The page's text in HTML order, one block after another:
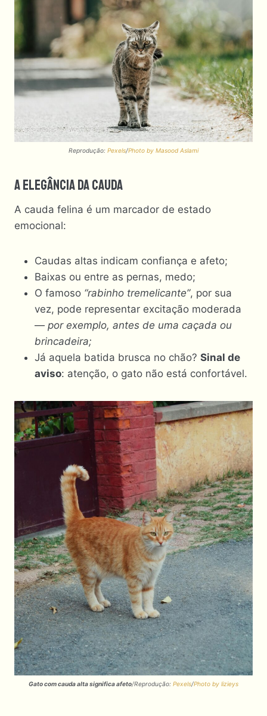
Reprodução: Pexels/Photo by Masood Aslami
A Elegância Da Cauda
A cauda felina é um marcador de estado
emocional:
Caudas altas indicam confiança e afeto;
Baixas ou entre as pernas, medo;
O famoso “rabinho tremelicante”, por sua
vez, pode representar excitação moderada
— por exemplo, antes de uma caçada ou
brincadeira;
Já aquela batida brusca no chão? Sinal de
aviso: atenção, o gato não está confortável.
Gato com cauda alta significa afeto/Reprodução: Pexels/Photo by lizieys